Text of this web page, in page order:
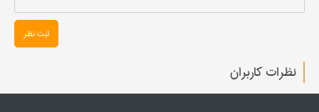
ثبت نظر
نظرات کاربران